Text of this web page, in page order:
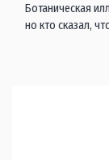
Ботаническая
но кто сказал,